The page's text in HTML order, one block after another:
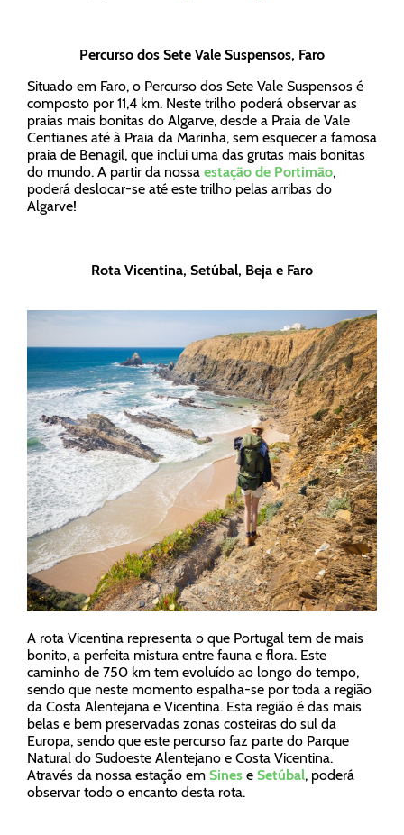
Percurso dos Sete Vale Suspensos, Faro
Situado em Faro, o Percurso dos Sete Vale Suspensos é
composto por 11,4 km. Neste trilho poderá observar as
praias mais bonitas do Algarve, desde a Praia de Vale
Centianes até à Praia da Marinha, sem esquecer a famosa
praia de Benagil, que inclui uma das grutas mais bonitas
do mundo. A partir da nossa estação de Portimão,
poderá deslocar-se até este trilho pelas arribas do
Algarve!
Rota Vicentina, Setúbal, Beja e Faro
A rota Vicentina representa o que Portugal tem de mais
bonito, a perfeita mistura entre fauna e flora. Este
caminho de 750 km tem evoluído ao longo do tempo,
sendo que neste momento espalha-se por toda a região
da Costa Alentejana e Vicentina. Esta região é das mais
belas e bem preservadas zonas costeiras do sul da
Europa, sendo que este percurso faz parte do Parque
Natural do Sudoeste Alentejano e Costa Vicentina.
Através da nossa estação em Sines e Setúbal, poderá
observar todo o encanto desta rota.